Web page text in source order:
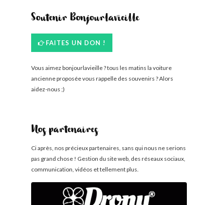
Soutenir Bonjourlavieille
FAITES UN DON !
Vous aimez bonjourlavieille ? tous les matins la voiture
ancienne proposée vous rappelle des souvenirs ? Alors
aidez-nous ;)
Nos partenaires
Ci après, nos précieux partenaires, sans qui nous ne serions
pas grand chose ! Gestion du site web, des réseaux sociaux,
communication, vidéos et tellement plus.